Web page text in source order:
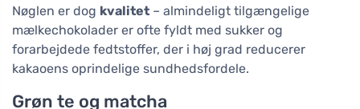
Nøglen er dog kvalitet – almindeligt tilgængelige
mælkechokolader er ofte fyldt med sukker og
forarbejdede fedtstoffer, der i høj grad reducerer
kakaoens oprindelige sundhedsfordele.
Grøn te og matcha